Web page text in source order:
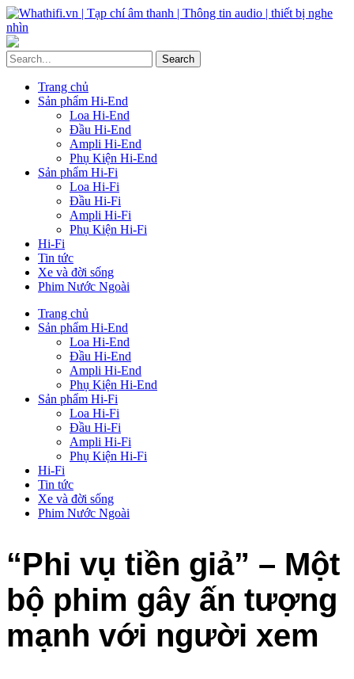
Trang chủ
Sản phẩm Hi-End
Loa Hi-End
Đầu Hi-End
Ampli Hi-End
Phụ Kiện Hi-End
Sản phẩm Hi-Fi
Loa Hi-Fi
Đầu Hi-Fi
Ampli Hi-Fi
Phụ Kiện Hi-Fi
Hi-Fi
Tin tức
Xe và đời sống
Phim Nước Ngoài
Trang chủ
Sản phẩm Hi-End
Loa Hi-End
Đầu Hi-End
Ampli Hi-End
Phụ Kiện Hi-End
Sản phẩm Hi-Fi
Loa Hi-Fi
Đầu Hi-Fi
Ampli Hi-Fi
Phụ Kiện Hi-Fi
Hi-Fi
Tin tức
Xe và đời sống
Phim Nước Ngoài
“Phi vụ tiền giả” – Một
bộ phim gây ấn tượng
mạnh với người xem